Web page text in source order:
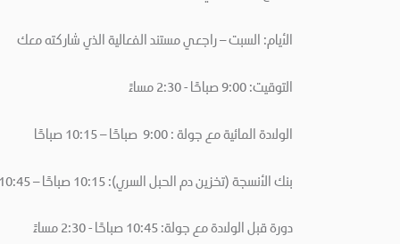
الأيام: السبت – راجعي مستند الفعالية الذي شاركته معك
التوقيت: 9:00 صباحًا - 2:30 مساءً
الولادة المائية مع جولة : 9:00 صباحًا – 10:15 صباحًا
بنك الأنسجة (تخزين دم الحبل السري): 10:15 صباحًا – 10:45 صباحًا
دورة قبل الولادة مع جولة: 10:45 صباحًا - 2:30 مساءً